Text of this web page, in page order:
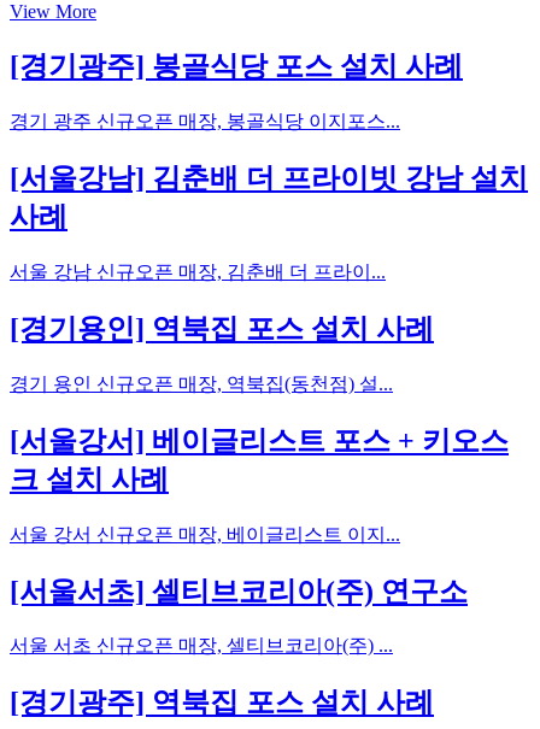
View More
[경기광주] 봉골식당 포스 설치 사례
경기 광주 신규오픈 매장, 봉골식당 이지포스...
[서울강남] 김춘배 더 프라이빗 강남 설치
사례
서울 강남 신규오픈 매장, 김춘배 더 프라이...
[경기용인] 역북집 포스 설치 사례
경기 용인 신규오픈 매장, 역북집(동천점) 설...
[서울강서] 베이글리스트 포스 + 키오스
크 설치 사례
서울 강서 신규오픈 매장, 베이글리스트 이지...
[서울서초] 셀티브코리아(주) 연구소
서울 서초 신규오픈 매장, 셀티브코리아(주) ...
[경기광주] 역북집 포스 설치 사례